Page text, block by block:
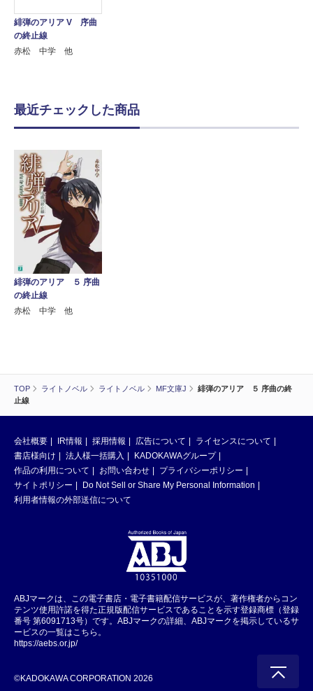
TOP ライトノベル ライトノベル MF文庫J
緋弾のアリア ５ 序曲の終
止線
緋弾のアリア V 序曲
の終止線
赤松 中学 他
最近チェックした商品
緋弾のアリア ５ 序曲
の終止線
赤松 中学 他
会社概要 IR情報 採用情報 広告について
ライセンスについて
書店様向け
法人様一括購入
KADOKAWAグループ
作品の利用について
お問い合わせ
プライバシーポリシー
サイトポリシー
Do Not Sell or Share My Personal Information
利用者情報の外部送信について
ABJマークは、この電子書店・電子書籍配信サービスが、著作権者からコン
テンツ使用許諾を得た正規版配信サービスであることを示す登録商標（登録
番号 第6091713号）です。ABJマークの詳細、ABJマークを掲示しているサ
ービスの一覧はこちら。
https://aebs.or.jp/
©KADOKAWA CORPORATION 2026